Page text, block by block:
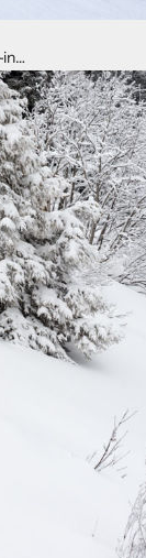
in…